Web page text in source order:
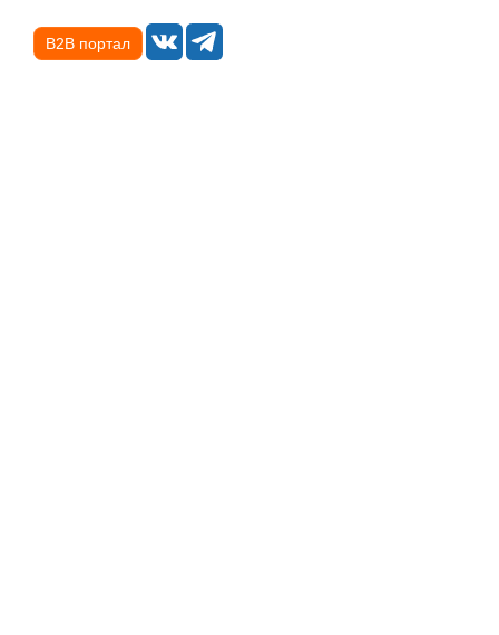
B2B портал